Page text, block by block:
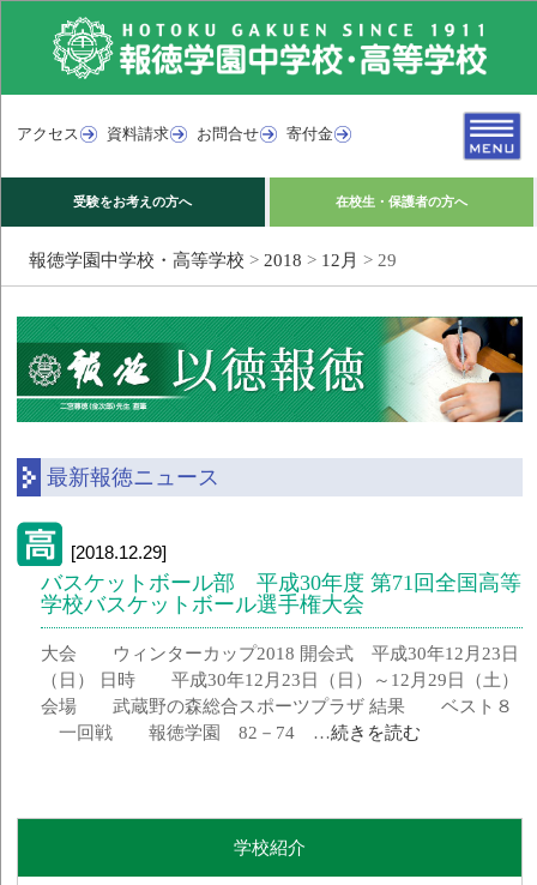
アクセス 資料請求 お問合せ 寄付金
受験をお考えの方へ 在校生・保護者の方へ
報徳学園中学校・高等学校 > 2018 > 12月 > 29
最新報徳ニュース
[2018.12.29]
バスケットボール部 平成30年度 第71回全国高等
学校バスケットボール選手権大会
大会 ウィンターカップ2018 開会式 平成30年12月23日
（日） 日時 平成30年12月23日（日）～12月29日（土）
会場 武蔵野の森総合スポーツプラザ 結果 ベスト８
一回戦 報徳学園 82－74 …続きを読む
学校紹介